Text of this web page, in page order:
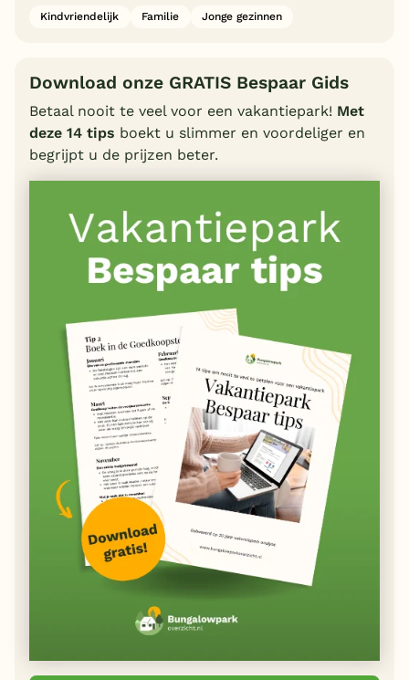
Kindvriendelijk Familie Jonge gezinnen
Download onze GRATIS Bespaar Gids
Betaal nooit te veel voor een vakantiepark! Met
deze 14 tips boekt u slimmer en voordeliger en
begrijpt u de prijzen beter.